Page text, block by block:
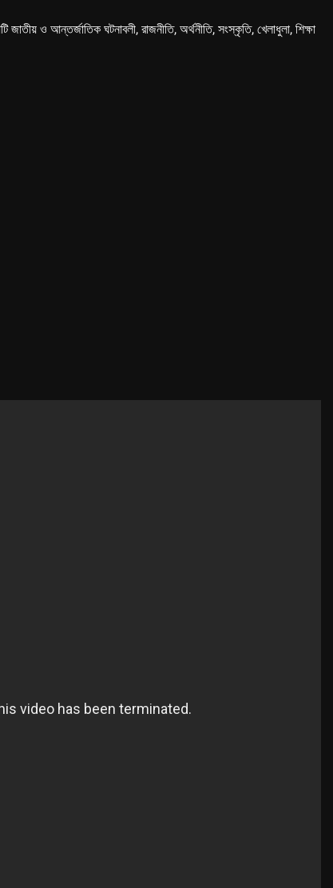
ও আন্তর্জাতিক ঘটনাবলী, রাজনীতি, অর্থনীতি, সংস্কৃতি, খেলাধুলা, শিক্ষা